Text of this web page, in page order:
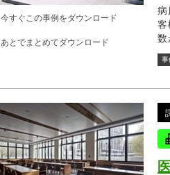
今すぐこの事例をダウンロード
あとでまとめてダウンロード
病
客
数
に
も
事